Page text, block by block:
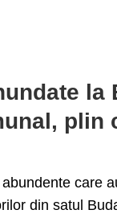
la
plin
care
din satul